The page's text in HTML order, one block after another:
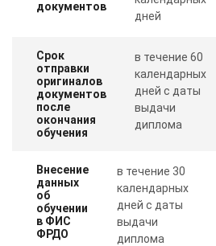
документов
дней
Срок
отправки
оригиналов
документов
после
окончания
обучения
в течение 60
календарных
дней с даты
выдачи
диплома
Внесение
данных
об
обучении
в ФИС
ФРДО
в течение 30
календарных
дней с даты
выдачи
диплома